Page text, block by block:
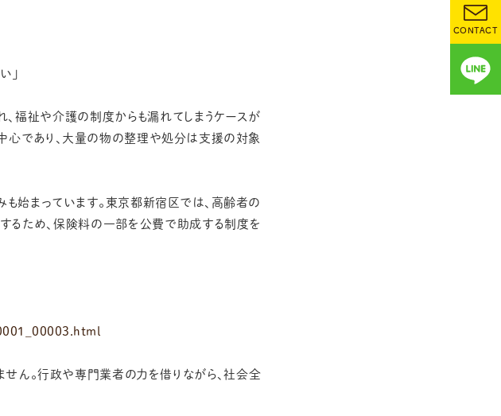
CONTACT
」
福祉や介護の制度からも漏れてしまうケースが
心であり、大量の物の整理や処分は支援の対象
始まっています。東京都新宿区では、高齢者の
ため、保険料の一部を公費で助成する制度を
せん。行政や専門業者の力を借りながら、社会全